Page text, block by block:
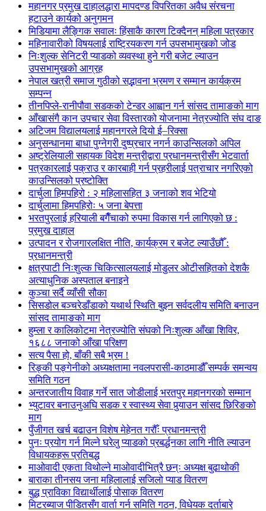
महानगर प्रमुख दाहालद्धारा मापदण्ड विपरितका अवैध संरचना
हटाउने कार्यको अनुगमन
मिडियामा लैङ्गिक सवालः हिंसाकै कारण टिक्दैनन् महिला पत्रकार
महिनावारीको विषयलाई राष्ट्रियकरण गर्न उपसभामुखको जोड
निःशुल्क सेनिटरी प्याडको व्यवस्था हुने गरी बजेट ल्याउन
उपसभामुखको आग्रह
नेपाल खत्री समाज गुठीको सद्भावना भ्रमण र सम्मान कार्यक्रम
सम्पन्न
तीनपिप्ले-रानीपौवा सडकको टेन्डर आह्वान गर्न सांसद तामाङको माग
आँखासंगै कान उपचार सेवा विस्तारको योजनामा नेत्रज्योति संघ दाङ
अटिजम विद्यालयलाई महानगरले दियो ई–रिक्सा
अनुसन्धानमा बाधा पुग्नेगरी दुष्प्रचार नगर्न काउन्सिलको अपिल
अष्ट्रेलियाली सहायक विदेश मन्त्रीद्वारा प्रधानमन्त्रीसँग भेटवार्ता
पत्रकारलाई पक्राउ र कारबाही गर्न प्रहरीलाई पत्राचार नगरिएको
काउन्सिलको प्रष्टोक्ति
दार्चुला हिमपहिरो : २ महिलासहित ३ जनाको शव भेटियो
दार्चुलामा हिमपहिरोः ५ जना बेपत्ता
भरतपुरलाई हरियाली बगैँचाको रुपमा विकास गर्न लागिएको छ :
प्रमुख दाहाल
उत्पादन र रोजगारलक्षित नीति, कार्यक्रम र बजेट ल्याउँछौँ :
प्रधानमन्त्री
क्षत्रपाटी निःशुल्क चिकित्सालयलाई मोडुलर ओटीसहितको देशकै
अत्याधुनिक अस्पताल बनाइने
कुञ्चा सर्दै व्याँसी सौका
सिसडोल बञ्चरेडाँडाको यथार्थ स्थिति बुझ्न सर्वदलीय समिति बनाउन
सांसद तामाङको माग
हुम्ला र कालिकोटमा नेत्रज्योति संघको निःशुल्क आँखा शिविर,
१६८८ जनाको आँखा परिक्षण
सत्य पैसा हो, बाँकी सबै भ्रम !
रिङ्की पङ्गेनीको अध्यक्षतामा नवलपरासी-काठमाडौँ सम्पर्क समन्वय
समिति गठन
अन्तरजातीय विवाह गर्ने सात जोडीलाई भरतपुर महानगरको सम्मान
भ्युटावर बनाउनुअघि सडक र स्वास्थ्य सेवा पुर्‍याउन सांसद छिरिङको
माग
पुँजीगत खर्च बढाउन विशेष मेहेनत गरौँः प्रधानमन्त्री
पुनः प्रयोग गर्न मिल्ने घरेलु प्याडको प्रबर्द्धनका लागि नीति ल्याउन
विधायकहरू प्रतिबद्ध
माओवादी एकता विथोल्ने माओवादीभित्रै छन्ः अध्यक्ष बुढाथोकी
बाराका तीनसय जना महिलालाई सजिलो प्याड वितरण
बुद्ध प्राविका विद्यार्थीलाई पोसाक वितरण
मिटरब्याज पीडितसँग वार्ता गर्न समिति गठन, विधेयक दर्ताबारे